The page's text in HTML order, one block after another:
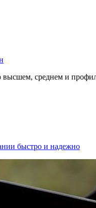
среднем и
быстро и надежно